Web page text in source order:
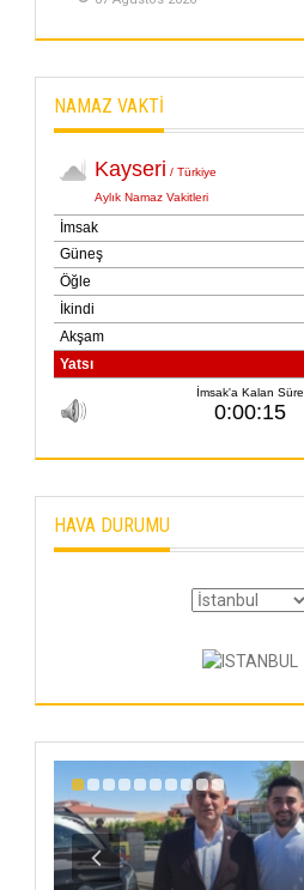
NAMAZ VAKTİ
HAVA DURUMU